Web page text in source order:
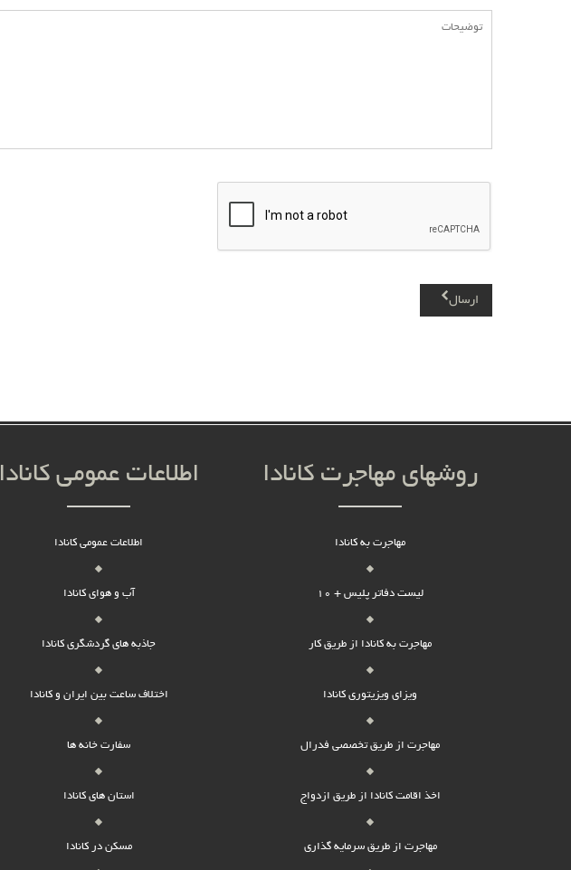
ارسال
اطلاعات عمومی کانادا
اطلاعات عمومی کانادا
آب و هوای کانادا
جاذبه های گردشگری کانادا
اختلاف ساعت بین ایران و کانادا
سفارت خانه ها
استان های کانادا
مسکن در کانادا
روشهای مهاجرت کانادا
مهاجرت به کانادا
لیست دفاتر پلیس + 10
مهاجرت به کانادا از طریق کار
ویزای ویزیتوری کانادا
مهاجرت از طریق تخصصی فدرال
اخذ اقامت کانادا از طریق ازدواج
مهاجرت از طریق سرمایه گذاری